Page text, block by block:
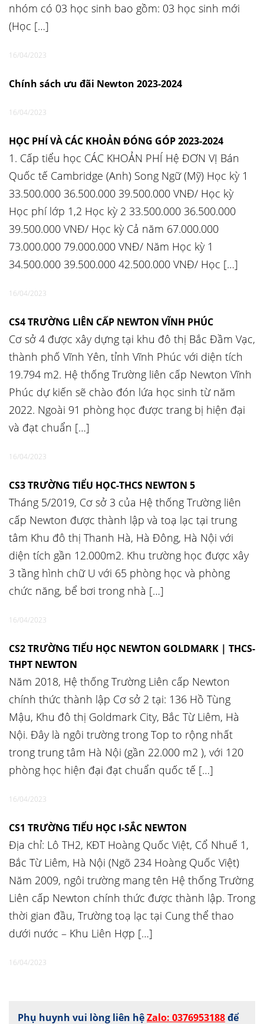
nhóm có 03 học sinh bao gồm: 03 học sinh mới
(Học […]
16/04/2023
Chính sách ưu đãi Newton 2023-2024
16/04/2023
HỌC PHÍ VÀ CÁC KHOẢN ĐÓNG GÓP 2023-2024
1. Cấp tiểu học CÁC KHOẢN PHÍ Hệ ĐƠN VỊ Bán
Quốc tế Cambridge (Anh) Song Ngữ (Mỹ) Học kỳ 1
33.500.000 36.500.000 39.500.000 VNĐ/ Học kỳ
Học phí lớp 1,2 Học kỳ 2 33.500.000 36.500.000
39.500.000 VNĐ/ Học kỳ Cả năm 67.000.000
73.000.000 79.000.000 VNĐ/ Năm Học kỳ 1
34.500.000 39.500.000 42.500.000 VNĐ/ Học […]
16/04/2023
CS4 TRƯỜNG LIÊN CẤP NEWTON VĨNH PHÚC
Cơ sở 4 được xây dựng tại khu đô thị Bắc Đầm Vạc,
thành phố Vĩnh Yên, tỉnh Vĩnh Phúc với diện tích
19.794 m2. Hệ thống Trường liên cấp Newton Vĩnh
Phúc dự kiến sẽ chào đón lứa học sinh từ năm
2022. Ngoài 91 phòng học được trang bị hiện đại
và đạt chuẩn […]
16/04/2023
CS3 TRƯỜNG TIỂU HỌC-THCS NEWTON 5
Tháng 5/2019, Cơ sở 3 của Hệ thống Trường liên
cấp Newton được thành lập và toạ lạc tại trung
tâm Khu đô thị Thanh Hà, Hà Đông, Hà Nội với
diện tích gần 12.000m2. Khu trường học được xây
3 tầng hình chữ U với 65 phòng học và phòng
chức năng, bể bơi trong nhà […]
16/04/2023
CS2 TRƯỜNG TIỂU HỌC NEWTON GOLDMARK | THCS-
THPT NEWTON
Năm 2018, Hệ thống Trường Liên cấp Newton
chính thức thành lập Cơ sở 2 tại: 136 Hồ Tùng
Mậu, Khu đô thị Goldmark City, Bắc Từ Liêm, Hà
Nội. Đây là ngôi trường trong Top to rộng nhất
trong trung tâm Hà Nội (gần 22.000 m2 ), với 120
phòng học hiện đại đạt chuẩn quốc tế […]
16/04/2023
CS1 TRƯỜNG TIỂU HỌC I-SẮC NEWTON
Địa chỉ: Lô TH2, KĐT Hoàng Quốc Việt, Cổ Nhuế 1,
Bắc Từ Liêm, Hà Nội (Ngõ 234 Hoàng Quốc Việt)
Năm 2009, ngôi trường mang tên Hệ thống Trường
Liên cấp Newton chính thức được thành lập. Trong
thời gian đầu, Trường toạ lạc tại Cung thể thao
dưới nước – Khu Liên Hợp […]
16/04/2023
Phụ huynh vui lòng liên hệZalo: 0376953188để